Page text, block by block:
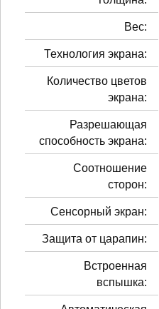
Вес:
Технология экрана:
Количество цветов
экрана:
Разрешающая
способность экрана:
Соотношение
сторон:
Сенсорный экран:
Защита от царапин:
Встроенная
вспышка: